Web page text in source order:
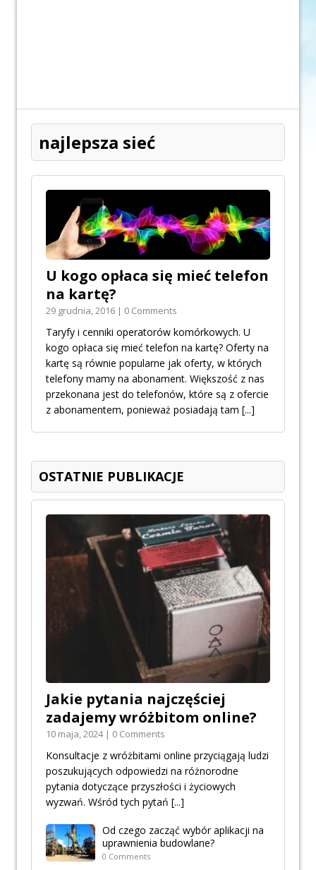
najlepsza sieć
U kogo opłaca się mieć telefon
na kartę?
29 grudnia, 2016 | 0 Comments
Taryfy i cenniki operatorów komórkowych. U
kogo opłaca się mieć telefon na kartę? Oferty na
kartę są równie popularne jak oferty, w których
telefony mamy na abonament. Większość z nas
przekonana jest do telefonów, które są z ofercie
z abonamentem, ponieważ posiadają tam [...]
OSTATNIE PUBLIKACJE
Jakie pytania najczęściej
zadajemy wróżbitom online?
10 maja, 2024 | 0 Comments
Konsultacje z wróżbitami online przyciągają ludzi
poszukujących odpowiedzi na różnorodne
pytania dotyczące przyszłości i życiowych
wyzwań. Wśród tych pytań [...]
Od czego zacząć wybór aplikacji na
uprawnienia budowlane?
0 Comments